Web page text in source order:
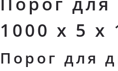
1000 x 5 x
Порог для